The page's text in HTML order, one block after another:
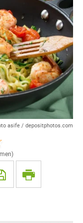
asife / depositphotos.com